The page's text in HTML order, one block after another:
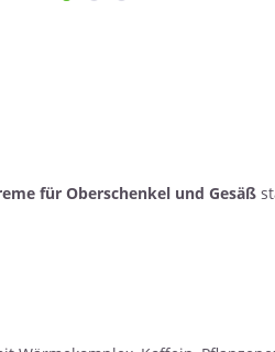
für Oberschenkel und Gesäß